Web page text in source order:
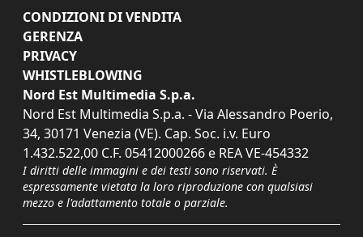
CONDIZIONI DI VENDITA
GERENZA
PRIVACY
WHISTLEBLOWING
Nord Est Multimedia S.p.a.
Nord Est Multimedia S.p.a. - Via Alessandro Poerio,
34, 30171 Venezia (VE). Cap. Soc. i.v. Euro
1.432.522,00 C.F. 05412000266 e REA VE-454332
I diritti delle immagini e dei testi sono riservati. È
espressamente vietata la loro riproduzione con qualsiasi
mezzo e l'adattamento totale o parziale.